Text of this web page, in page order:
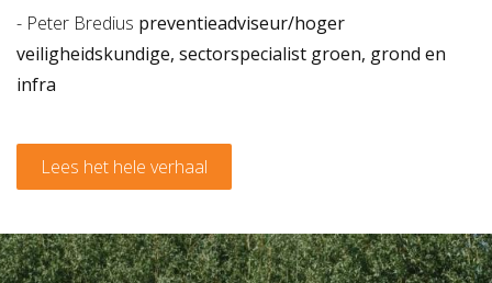
- Peter Bredius preventieadviseur/hoger
veiligheidskundige, sectorspecialist groen, grond en
infra
Lees het hele verhaal